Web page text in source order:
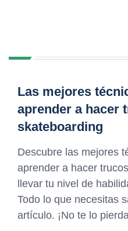
Las mejores
aprender a hacer
skateboarding
Descubre las mejores
aprender a hacer
llevar tu nivel de
Todo lo que necesitas
artículo. ¡No te lo